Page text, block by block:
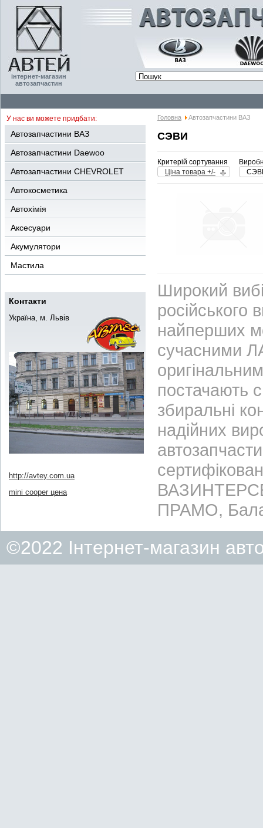
інтернет-магазин
автозапчастин
У нас ви можете придбати:
Автозапчастини ВАЗ
Автозапчастини Daewoo
Автозапчастини CHEVROLET
Автокосметика
Автохімія
Аксесуари
Акумулятори
Мастила
Контакти
Україна, м. Львів
http://avtey.com.ua
mini cooper цена
Головна Автозапчастини ВАЗ
СЭВИ
Критерій сортування
Ціна товара +/-
Широкий
найперших
сучасними
постачають
збиральні
надійних
ПРАМО,
©2022 Інтернет-магазин